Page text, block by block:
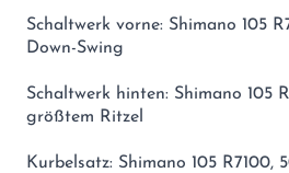
Schaltwerk vorne: Shimano 105
Down-Swing
Schaltwerk hinten: Shimano 105
größtem Ritzel
Kurbelsatz: Shimano 105 R7100,